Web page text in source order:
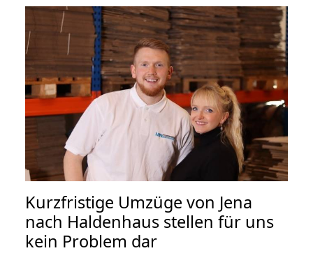
Kurzfristige Umzüge von Jena
nach Haldenhaus stellen für uns
kein Problem dar